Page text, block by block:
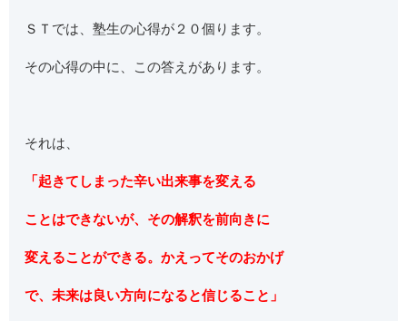
ＳＴでは、塾生の心得が２０個ります。
その心得の中に、この答えがあります。
それは、
「起きてしまった辛い出来事を変える
ことはできないが、その解釈を前向きに
変えることができる。かえってそのおかげ
で、未来は良い方向になると信じること」